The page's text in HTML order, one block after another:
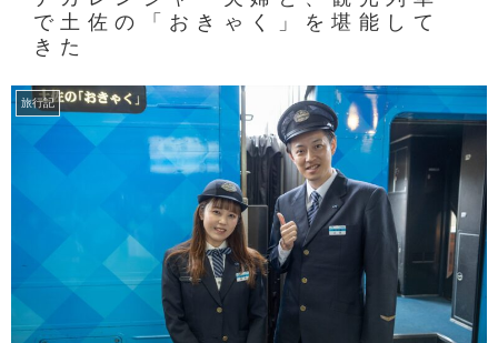
で土佐の「おきゃく」を堪能して
きた
旅行記